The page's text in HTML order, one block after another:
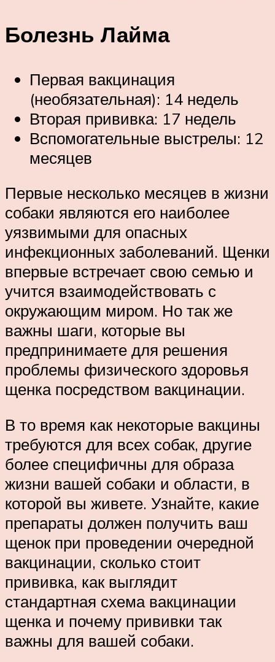
Болезнь Лайма
Первая вакцинация
(необязательная): 14 недель
Вторая прививка: 17 недель
Вспомогательные выстрелы: 12
месяцев
Первые несколько месяцев в жизни
собаки являются его наиболее
уязвимыми для опасных
инфекционных заболеваний. Щенки
впервые встречает свою семью и
учится взаимодействовать с
окружающим миром. Но так же
важны шаги, которые вы
предпринимаете для решения
проблемы физического здоровья
щенка посредством вакцинации.
В то время как некоторые вакцины
требуются для всех собак, другие
более специфичны для образа
жизни вашей собаки и области, в
которой вы живете. Узнайте, какие
препараты должен получить ваш
щенок при проведении очередной
вакцинации, сколько стоит
прививка, как выглядит
стандартная схема вакцинации
щенка и почему прививки так
важны для вашей собаки.